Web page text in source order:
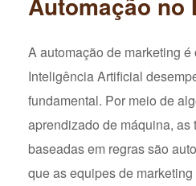
A automação de marketing
Inteligência Artificial
fundamental. Por meio de
aprendizado de máquina, as
baseadas em regras são
que as equipes de